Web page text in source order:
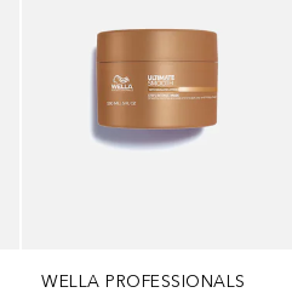
WELLA PROFESSIONALS